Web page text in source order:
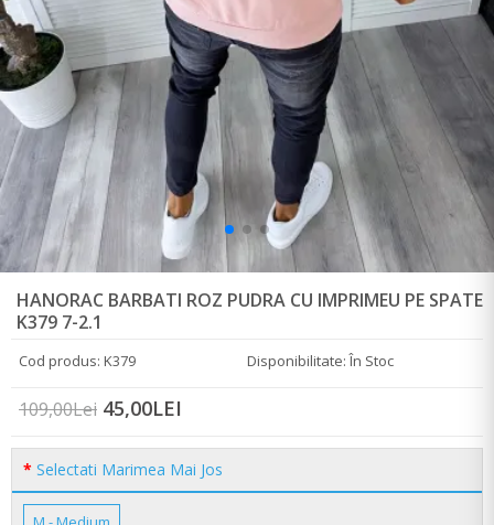
HANORAC BARBATI ROZ PUDRA CU IMPRIMEU PE SPATE
K379 7-2.1
Cod produs: K379 Disponibilitate: În Stoc
109,00Lei 45,00LEI
Selectati Marimea Mai Jos